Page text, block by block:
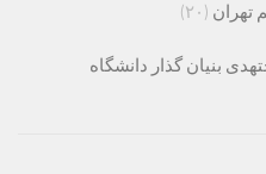
تهران (۲۰)
بنیان گذار دانشگاه